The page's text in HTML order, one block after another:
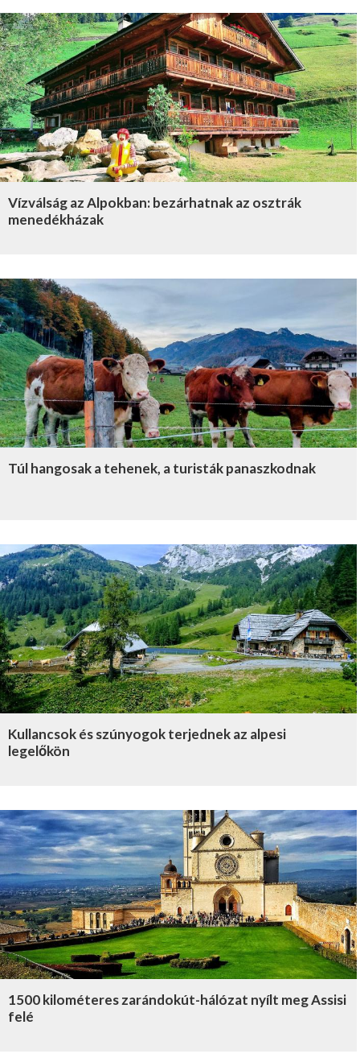
Vízválság az Alpokban: bezárhatnak az osztrák
menedékházak
Túl hangosak a tehenek, a turisták panaszkodnak
Kullancsok és szúnyogok terjednek az alpesi
legelőkön
1500 kilométeres zarándokút-hálózat nyílt meg Assisi
felé